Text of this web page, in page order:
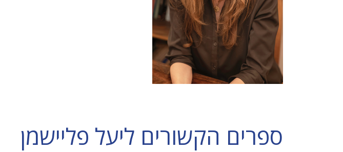
ספרים הקשורים ליעל פליישמן